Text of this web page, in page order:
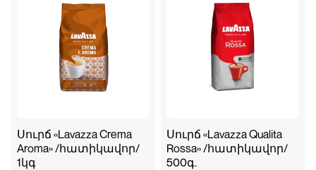
Սուրճ «Lavazza Crema
Aroma» /հատիկավոր/
1կգ
Սուրճ «Lavazza Qualita
Rossa» /հատիկավոր/
500գ.